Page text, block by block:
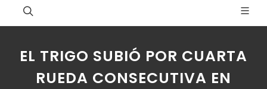
EL TRIGO SUBIÓ POR CUARTA
RUEDA CONSECUTIVA EN